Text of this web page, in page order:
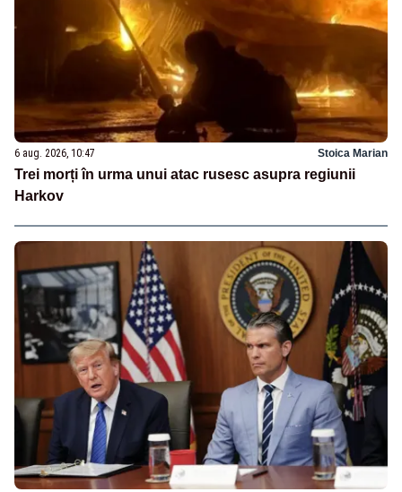
6 aug. 2026, 10:47 Stoica Marian
Trei morți în urma unui atac rusesc asupra regiunii
Harkov